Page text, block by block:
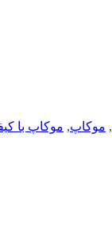
, موکاپ, موکاپ با